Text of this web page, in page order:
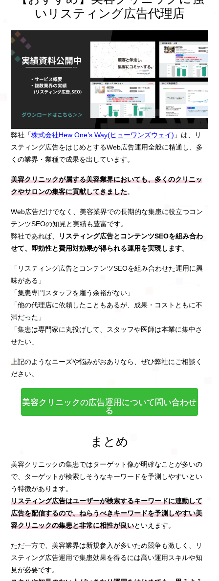
いリスティング広告代理店
弊社「株式会社Hew One’s Way(ヒューワンズウェイ) 」は、リ
スティング広告をはじめとするWeb広告運用全般に精通し、多
くの業界・業種で成果を出しています。
美容クリニックが属する美容業界においても、多くのクリニッ
クやサロンの集客に貢献してきました。
Web広告だけでなく、美容業界での長期的な集患に役立つコン
テンツSEOの知見と実績も豊富です。
弊社であれば、
リスティング広告とコンテンツSEOを組み合わ
せて、即効性と費用対効果が得られる運用を実現します。
「リスティング広告とコンテンツSEOを組み合わせた運用に興
味がある」
「集患専門スタッフを雇う余裕がない」
「他の代理店に依頼したこともあるが、成果・コストともに不
満だった」
「集患は専門家に丸投げして、スタッフや医師は本業に集中さ
せたい」
上記のようなニーズや悩みがおありなら、ぜひ弊社にご相談く
ださい。
美容クリニックの広告運用について問い合わせ
る
まとめ
美容クリニックの集患ではターゲット像が明確なことが多いの
で、ターゲットが検索しそうなキーワードを予測しやすいとい
う特徴があります。
リスティング広告はユーザーが検索するキーワードに連動して
広告を配信するので、ねらうべきキーワードを予測しやすい美
容クリニックの集患と非常に相性が良いといえます。
ただ一方で、美容業界は新規参入が多いため競争も激しく、リ
スティング広告運用で集患効果を得るには高い運用スキルや知
見が必要です。